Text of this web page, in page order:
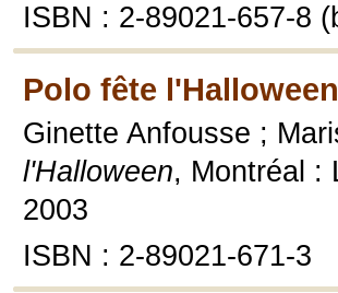
ISBN : 2-89021-657-8
Polo fête
Ginette Anfousse ;
l'Halloween, Montréal :
2003
ISBN : 2-89021-671-3